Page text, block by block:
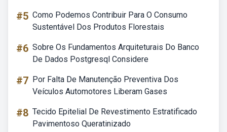
#5 Como Podemos Contribuir Para O Consumo
Sustentável Dos Produtos Florestais
#6 Sobre Os Fundamentos Arquiteturais Do Banco
De Dados Postgresql Considere
#7 Por Falta De Manutenção Preventiva Dos
Veículos Automotores Liberam Gases
#8 Tecido Epitelial De Revestimento Estratificado
Pavimentoso Queratinizado